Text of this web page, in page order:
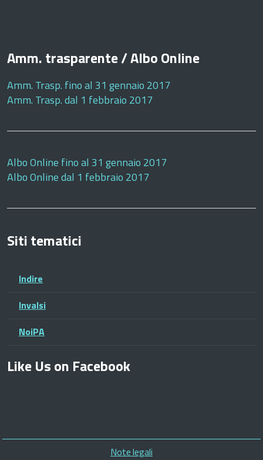
Amm. trasparente / Albo Online
Amm. Trasp. fino al 31 gennaio 2017
Amm. Trasp. dal 1 febbraio 2017
Albo Online fino al 31 gennaio 2017
Albo Online dal 1 febbraio 2017
Siti tematici
Indire
Invalsi
NoiPA
Like Us on Facebook
Piè
Note legali